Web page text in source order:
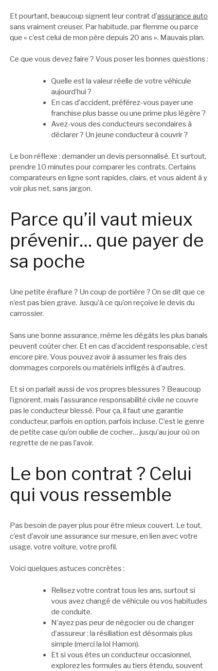
Et pourtant, beaucoup signent leur contrat d’assurance auto
sans vraiment creuser. Par habitude, par flemme ou parce
que « c’est celui de mon père depuis 20 ans ». Mauvais plan.
Ce que vous devez faire ? Vous poser les bonnes questions :
Quelle est la valeur réelle de votre véhicule
aujourd’hui ?
En cas d’accident, préférez-vous payer une
franchise plus basse ou une prime plus légère ?
Avez-vous des conducteurs secondaires à
déclarer ? Un jeune conducteur à couvrir ?
Le bon réflexe : demander un devis personnalisé. Et surtout,
prendre 10 minutes pour comparer les contrats. Certains
comparateurs en ligne sont rapides, clairs, et vous aident à y
voir plus net, sans jargon.
Parce qu’il vaut mieux
prévenir… que payer de
sa poche
Une petite éraflure ? Un coup de portière ? On se dit que ce
n’est pas bien grave. Jusqu’à ce qu’on reçoive le devis du
carrossier.
Sans une bonne assurance, même les dégâts les plus banals
peuvent coûter cher. Et en cas d’accident responsable, c’est
encore pire. Vous pouvez avoir à assumer les frais des
dommages corporels ou matériels infligés à d’autres.
Et si on parlait aussi de vos propres blessures ? Beaucoup
l’ignorent, mais l’assurance responsabilité civile ne couvre
pas le conducteur blessé. Pour ça, il faut une garantie
conducteur, parfois en option, parfois incluse. C’est le genre
de petite case qu’on oublie de cocher… jusqu’au jour où on
regrette de ne pas l’avoir.
Le bon contrat ? Celui
qui vous ressemble
Pas besoin de payer plus pour être mieux couvert. Le tout,
c’est d’avoir une assurance sur mesure, en lien avec votre
usage, votre voiture, votre profil.
Voici quelques astuces concrètes :
Relisez votre contrat tous les ans, surtout si
vous avez changé de véhicule ou vos habitudes
de conduite.
N’ayez pas peur de négocier ou de changer
d’assureur : la résiliation est désormais plus
simple (merci la loi Hamon).
Et si vous êtes un conducteur occasionnel,
explorez les formules au tiers étendu, souvent